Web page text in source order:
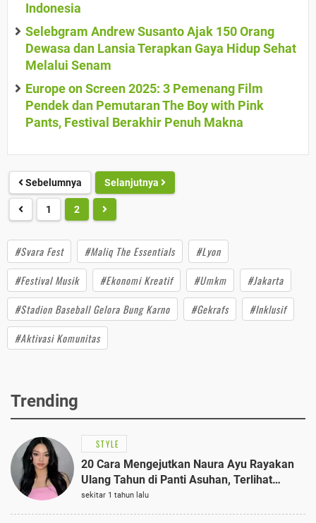
Indonesia
Selebgram Andrew Susanto Ajak 150 Orang
Dewasa dan Lansia Terapkan Gaya Hidup Sehat
Melalui Senam
Europe on Screen 2025: 3 Pemenang Film
Pendek dan Pemutaran The Boy with Pink
Pants, Festival Berakhir Penuh Makna
Sebelumnya Selanjutnya
1 2
#Svara Fest #Maliq The Essentials
#Lyon
#Festival Musik
#Ekonomi Kreatif #Umkm
#Jakarta
#Stadion Baseball Gelora Bung Karno
#Gekrafs
#Inklusif
#Aktivasi Komunitas
Trending
STYLE
20 Cara Mengejutkan Naura Ayu Rayakan
Ulang Tahun di Panti Asuhan, Terlihat
Anggun dengan Kaftan Cokelat
sekitar 1 tahun lalu